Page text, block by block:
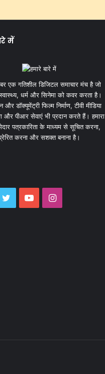
में
एक गतिशील डिजिटल समाचार मंच है जो
स्वास्थ्य, धर्म और सिनेमा को कवर करता है।
और डॉक्यूमेंट्री फिल्म निर्माण, टीवी मीडिया
और पीआर सेवाएं भी प्रदान करते हैं। हमारा
पत्रकारिता के माध्यम से सूचित करना,
करना और सशक्त बनाना है।
TwitterYouTubeInstagram